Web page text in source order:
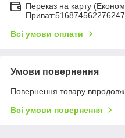
Переказ на карту
Всі умови оплати
Умови повернення
Повернення товару
Всі умови повернення